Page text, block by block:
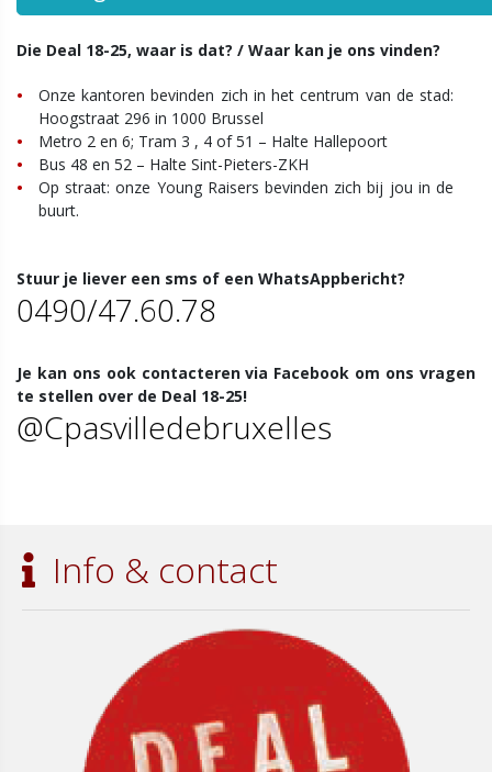
Die Deal 18-25, waar is dat? / Waar kan je ons vinden?
Onze kantoren bevinden zich in het centrum van de stad:
Hoogstraat 296 in 1000 Brussel
Metro 2 en 6; Tram 3 , 4 of 51 – Halte Hallepoort
Bus 48 en 52 – Halte Sint-Pieters-ZKH
Op straat: onze Young Raisers bevinden zich bij jou in de
buurt.
Stuur je liever een sms of een WhatsAppbericht?
0490/47.60.78
Je kan ons ook contacteren via Facebook om ons vragen
te stellen over de Deal 18-25!
@Cpasvilledebruxelles
Info & contact